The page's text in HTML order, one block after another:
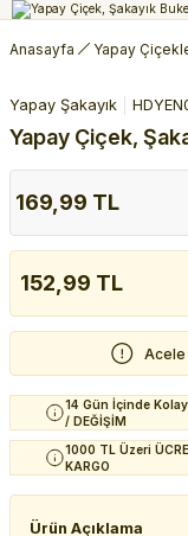
Anasayfa Yapay
Yapay Şakayık
Yapay Çiçek,
169,99 TL
152,99 TL
Acele
14 Gün İçinde
/ DEĞİŞİM
1000 TL Üzeri
KARGO
Ürün Açıklama